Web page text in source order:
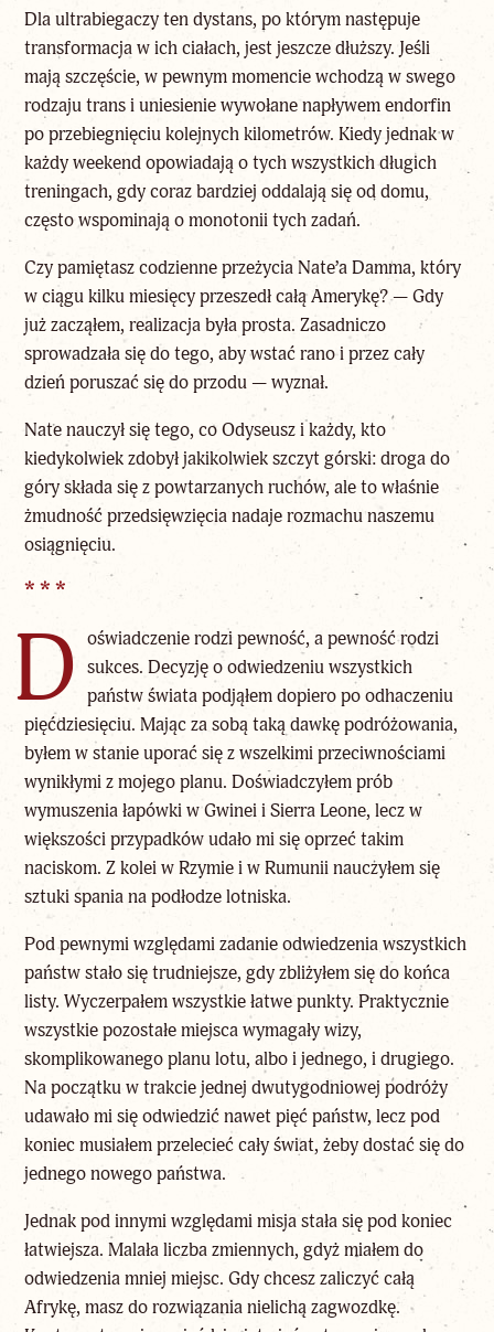
Dla ultrabiegaczy ten dystans, po którym następuje
transformacja w ich ciałach, jest jeszcze dłuższy. Jeśli
mają szczęście, w pewnym momencie wchodzą w swego
rodzaju trans i uniesienie wywołane napływem endorfin
po przebiegnięciu kolejnych kilometrów. Kiedy jednak w
każdy weekend opowiadają o tych wszystkich długich
treningach, gdy coraz bardziej oddalają się od domu,
często wspominają o monotonii tych zadań.
Czy pamiętasz codzienne przeżycia Nate’a Damma, który
w ciągu kilku miesięcy przeszedł całą Amerykę? — Gdy
już zacząłem, realizacja była prosta. Zasadniczo
sprowadzała się do tego, aby wstać rano i przez cały
dzień poruszać się do przodu — wyznał.
Nate nauczył się tego, co Odyseusz i każdy, kto
kiedykolwiek zdobył jakikolwiek szczyt górski: droga do
góry składa się z powtarzanych ruchów, ale to właśnie
żmudność przedsięwzięcia nadaje rozmachu naszemu
osiągnięciu.
* * *
D
oświadczenie rodzi pewność, a pewność rodzi
sukces. Decyzję o odwiedzeniu wszystkich
państw świata podjąłem dopiero po odhaczeniu
pięćdziesięciu. Mając za sobą taką dawkę podróżowania,
byłem w stanie uporać się z wszelkimi przeciwnościami
wynikłymi z mojego planu. Doświadczyłem prób
wymuszenia łapówki w Gwinei i Sierra Leone, lecz w
większości przypadków udało mi się oprzeć takim
naciskom. Z kolei w Rzymie i w Rumunii nauczyłem się
sztuki spania na podłodze lotniska.
Pod pewnymi względami zadanie odwiedzenia wszystkich
państw stało się trudniejsze, gdy zbliżyłem się do końca
listy. Wyczerpałem wszystkie łatwe punkty. Praktycznie
wszystkie pozostałe miejsca wymagały wizy,
skomplikowanego planu lotu, albo i jednego, i drugiego.
Na początku w trakcie jednej dwutygodniowej podróży
udawało mi się odwiedzić nawet pięć państw, lecz pod
koniec musiałem przelecieć cały świat, żeby dostać się do
jednego nowego państwa.
Jednak pod innymi względami misja stała się pod koniec
łatwiejsza. Malała liczba zmiennych, gdyż miałem do
odwiedzenia mniej miejsc. Gdy chcesz zaliczyć całą
Afrykę, masz do rozwiązania nielichą zagwozdkę.